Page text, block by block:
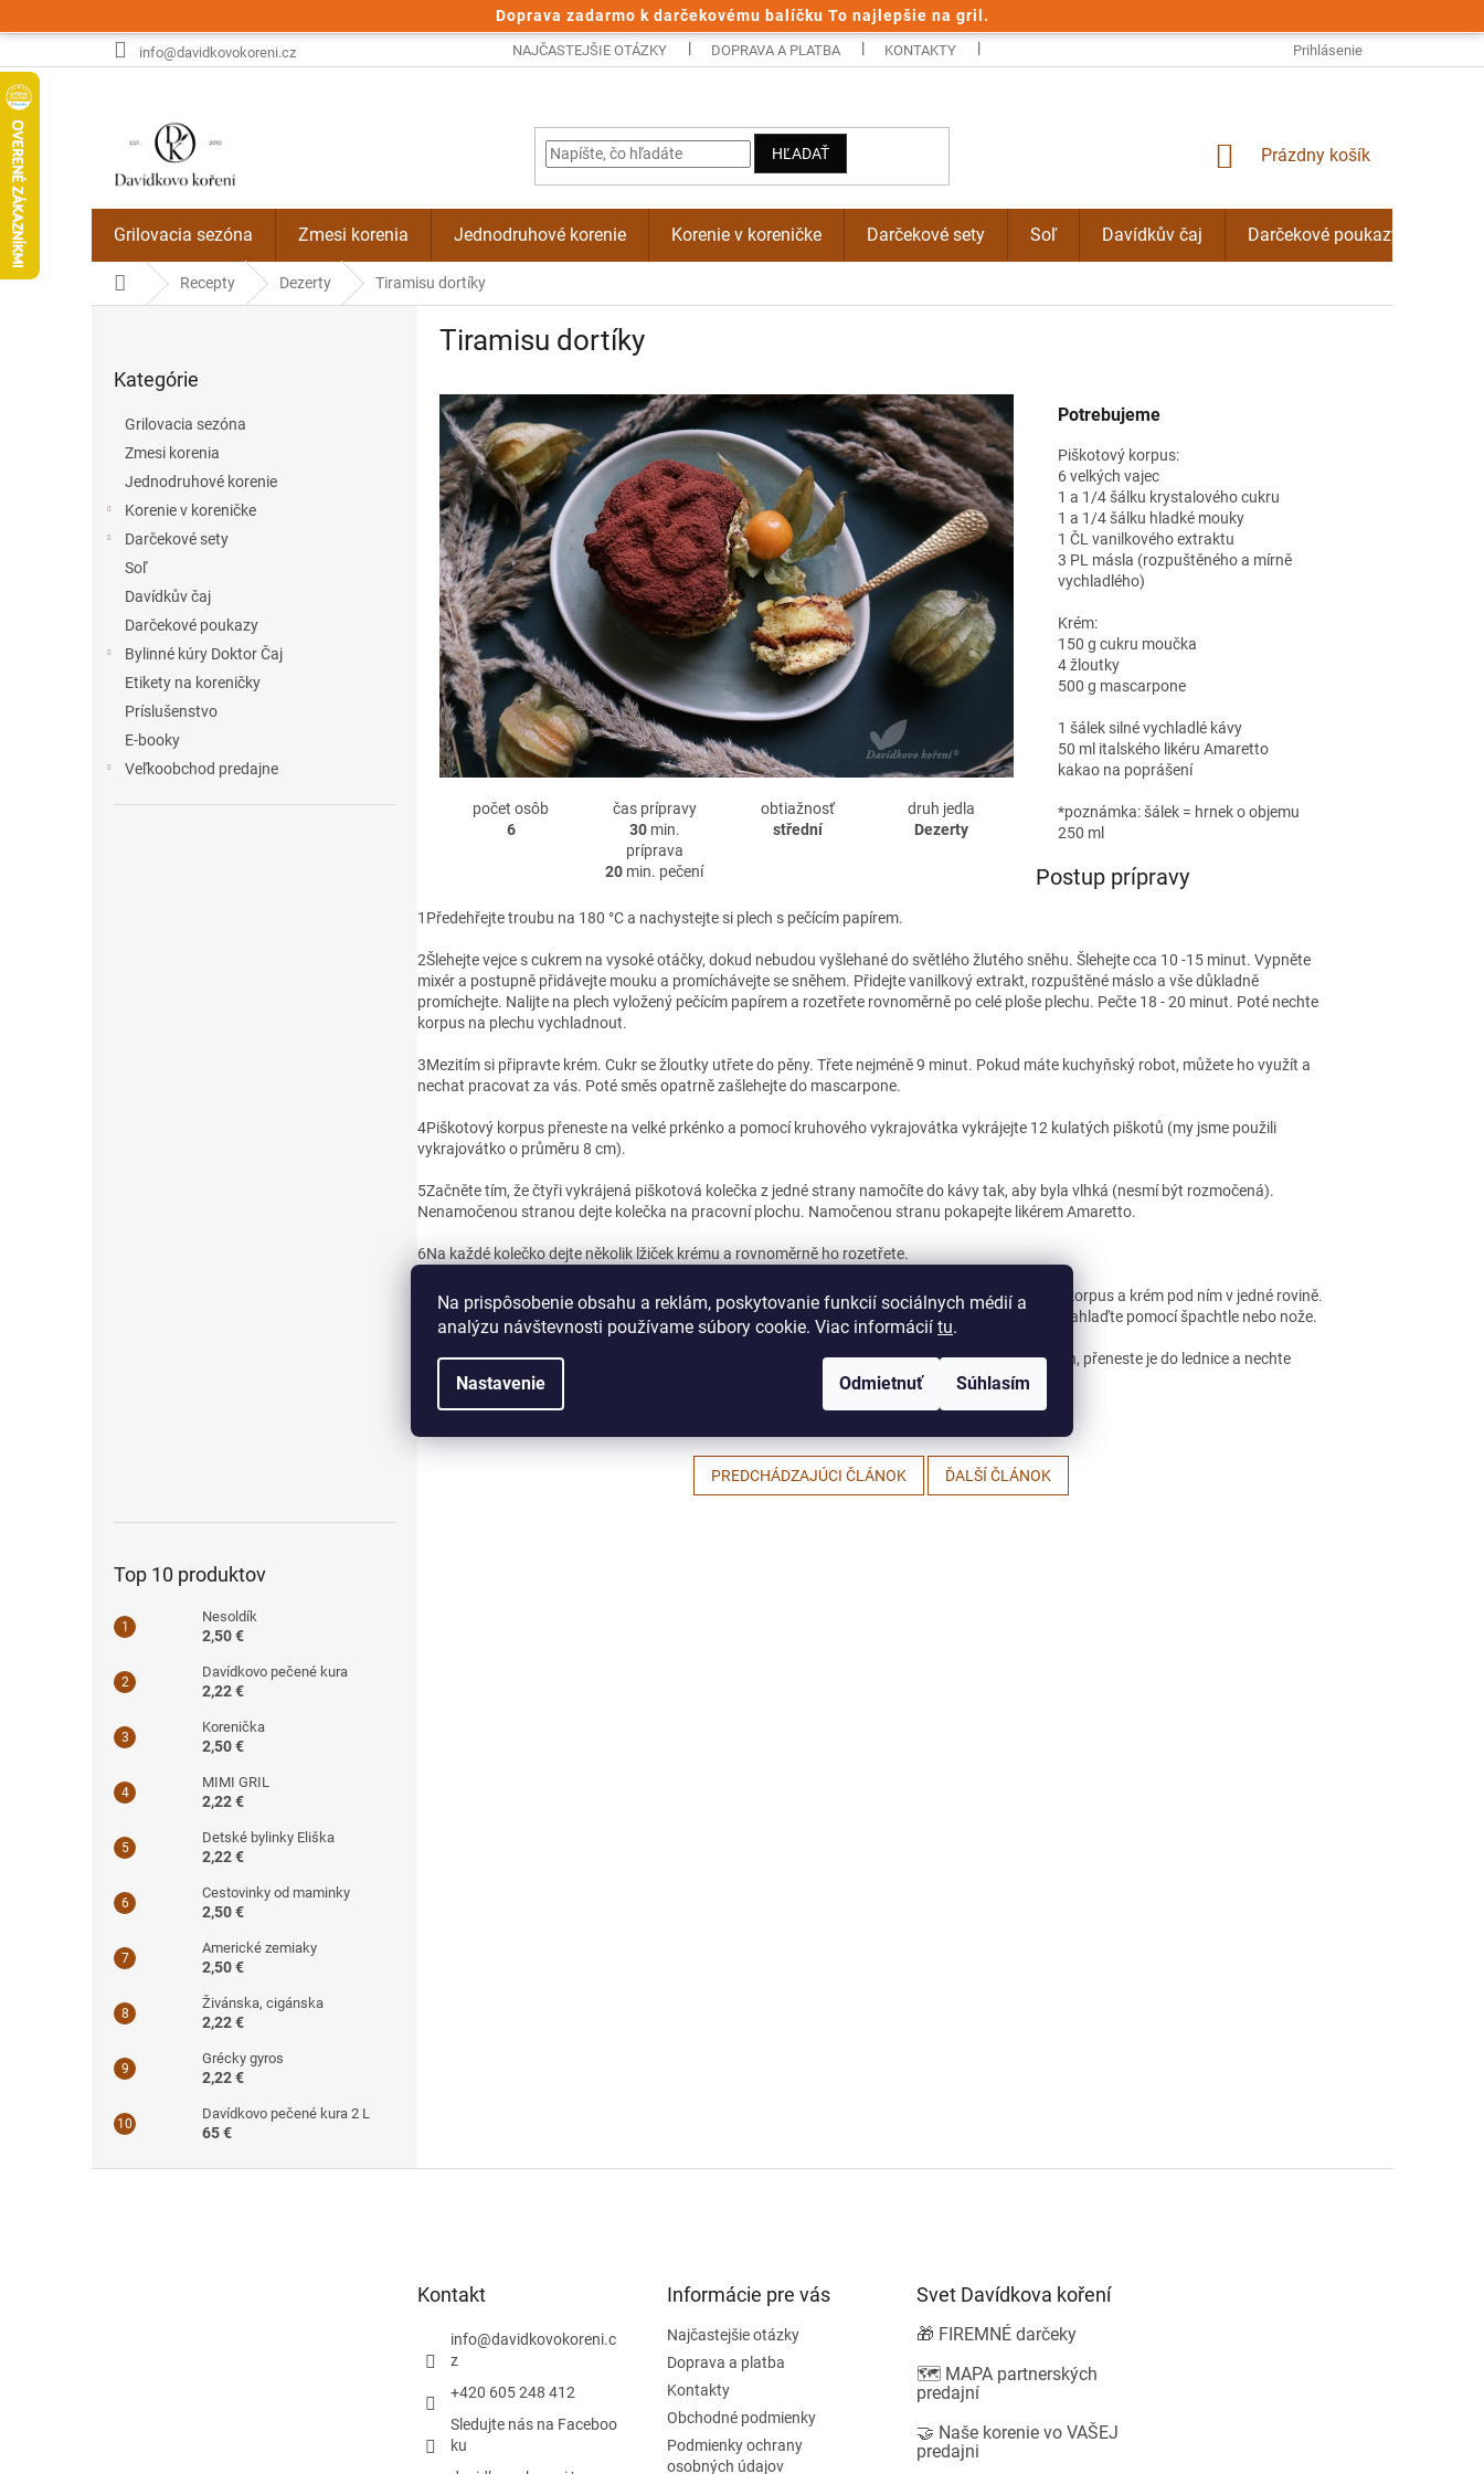
Doprava zadarmo k darčekovému balíčku To najlepšie na gril.
Na prispôsobenie obsahu a reklám, poskytovanie funkcií sociálnych médií a
analýzu návštevnosti používame súbory cookie. Viac informácií tu.
Nastavenie Odmietnuť Súhlasím
na
info@davidkovokoreni.cz NAJČASTEJŠIE OTÁZKY DOPRAVA A PLATBA KONTAKTY PODMIENKY OCHRANY OSOBNÝCH
Prihlásenie
HĽADAŤ
NÁKUPNÝ
Prázdny košík
Grilovacia sezóna Zmesi korenia Jednodruhové korenie Korenie v koreničke Darčekové sety Soľ Davídkův čaj Darčekové poukazy
DomovRecepty Dezerty Tiramisu dortíky
kategórie
Kategórie
Grilovacia sezóna
Zmesi korenia
Jednodruhové korenie
Korenie v koreničke
Darčekové sety
Soľ
Davídkův čaj
Darčekové poukazy
Bylinné kúry Doktor Čaj
Etikety na koreničky
Príslušenstvo
E-booky
Veľkoobchod predajne
Top 10 produktov
Nesoldík
2,50 €
Davídkovo pečené kura
2,22 €
Korenička
2,50 €
MIMI GRIL
2,22 €
Detské bylinky Eliška
2,22 €
Cestovinky od maminky
2,50 €
Americké zemiaky
2,50 €
Živánska, cigánska
2,22 €
Grécky gyros
2,22 €
Davídkovo pečené kura 2 L
65 €
Tiramisu dortíky
počet osôb
6
čas prípravy
30min.
príprava
20 min. pečení
obtiažnosť
střední
druh jedla
Dezerty
Potrebujeme
Piškotový korpus:
6 velkých vajec
1 a 1/4 šálku krystalového cukru
1 a 1/4 šálku hladké mouky
1 ČL vanilkového extraktu
3 PL másla (rozpuštěného a mírně
vychladlého)
Krém:
150 g cukru moučka
4 žloutky
500 g mascarpone
1 šálek silné vychladlé kávy
50 ml italského likéru Amaretto
kakao na poprášení
*poznámka: šálek = hrnek o objemu
250 ml
Postup prípravy
1 Předehřejte troubu na 180 °C a nachystejte si plech s pečícím papírem.
2Šlehejte vejce s cukrem na vysoké otáčky, dokud nebudou vyšlehané do světlého žlutého sněhu. Šlehejte cca 10 -15 minut. Vypněte
mixér a postupně přidávejte mouku a promíchávejte se sněhem. Přidejte vanilkový extrakt, rozpuštěné máslo a vše důkladně
promíchejte. Nalijte na plech vyložený pečícím papírem a rozetřete rovnoměrně po celé ploše plechu. Pečte 18 - 20 minut. Poté nechte
korpus na plechu vychladnout.
3Mezitím si připravte krém. Cukr se žloutky utřete do pěny. Třete nejméně 9 minut. Pokud máte kuchyňský robot, můžete ho využít a
nechat pracovat za vás. Poté směs opatrně zašlehejte do mascarpone.
4Piškotový korpus přeneste na velké prkénko a pomocí kruhového vykrajovátka vykrájejte 12 kulatých piškotů (my jsme použili
vykrajovátko o průměru 8 cm).
5Začněte tím, že čtyři vykrájená piškotová kolečka z jedné strany namočíte do kávy tak, aby byla vlhká (nesmí být rozmočená).
Nenamočenou stranou dejte kolečka na pracovní plochu. Namočenou stranu pokapejte likérem Amaretto.
6Na každé kolečko dejte několik lžiček krému a rovnoměrně ho rozetřete.
Nahoru dejte další piškotové kolečko namočené z obou stran do kávy. Jemně přitlačte, aby byl korpus a krém pod ním v jedné rovině.
Kolečko opět pokapejte likérem. Nakonec potřete další vrstvou krému a uhlaďte. Okraje dortíku zahlaďte pomocí špachtle nebo nože.
Hotové tiramisu dortíky poprašte kakaem pomocí jemného sítka. Tiramisu dortíky dejte na plech, přeneste je do lednice a nechte
minimálně 2 hodiny chladit (ideálně přes noc).
PREDCHÁDZAJÚCI ČLÁNOK ĎALŠÍ ČLÁNOK
Kontakt
info@davidkovokoreni.c
z
+420 605 248 412
Sledujte nás na Faceboo
ku
Informácie pre vás
Najčastejšie otázky
Doprava a platba
Kontakty
Obchodné podmienky
Podmienky ochrany
osobných údajov
Svet Davídkova koření
🎁 FIREMNÉ darčeky
🗺️ MAPA partnerských
predajní
🤝 Naše korenie vo VAŠEJ
predajni